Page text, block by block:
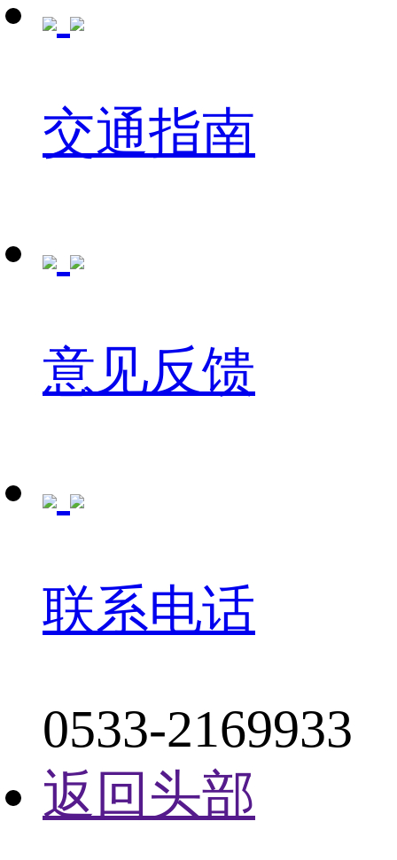
交通指南
意见反馈
联系电话
0533-2169933
返回头部